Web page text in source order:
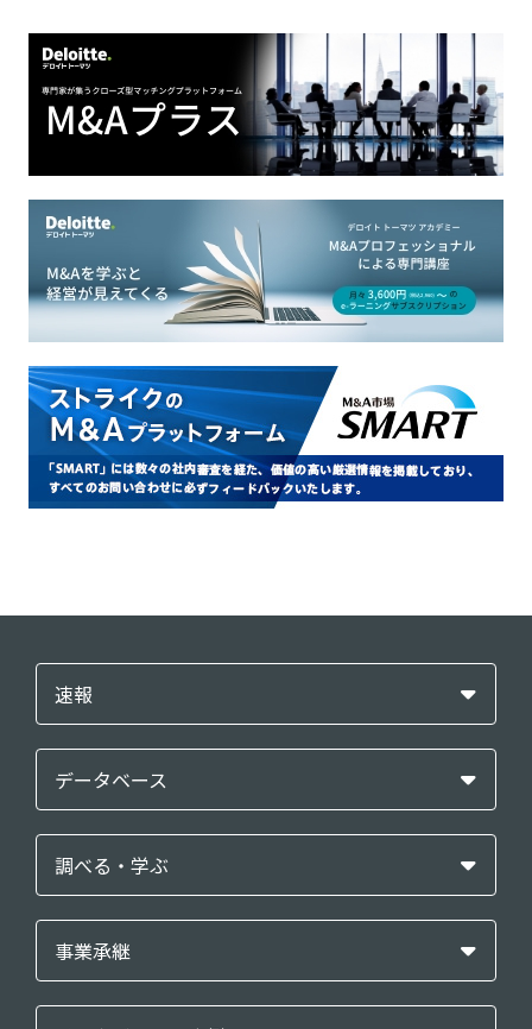
速報
データベース
調べる・学ぶ
事業承継